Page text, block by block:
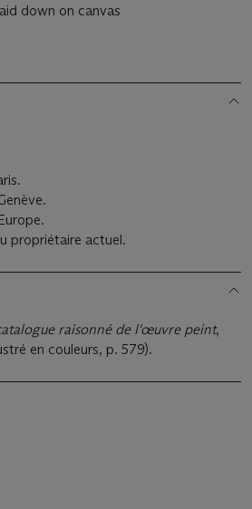
down on canvas
propriétaire actuel.
raisonné de l'œuvre peint,
en couleurs, p. 579).